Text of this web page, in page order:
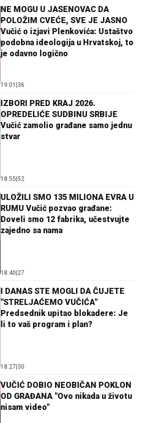
NE MOGU U JASENOVAC DA
POLOŽIM CVEĆE, SVE JE JASNO
Vučić o izjavi Plenkovića: Ustaštvo
podobna ideologija u Hrvatskoj, to
je odavno logično
19:01 36
IZBORI PRED KRAJ 2026.
OPREDELIĆE SUDBINU SRBIJE
Vučić zamolio građane samo jednu
stvar
18:55 52
ULOŽILI SMO 135 MILIONA EVRA U
RUMU Vučić pozvao građane:
Doveli smo 12 fabrika, učestvujte
zajedno sa nama
18:40 27
I DANAS STE MOGLI DA ČUJETE
"STRELJAĆEMO VUČIĆA"
Predsednik upitao blokadere: Je
li to vaš program i plan?
18:27 30
VUČIĆ DOBIO NEOBIČAN POKLON
OD GRAĐANA "Ovo nikada u životu
nisam video"